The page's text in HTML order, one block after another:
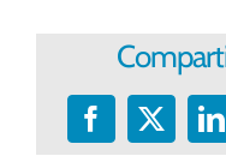
Facebook
X